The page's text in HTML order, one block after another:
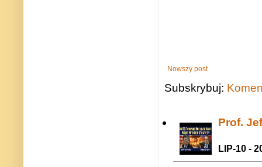
Nowszy post
Subskrybuj:
Prof.
LIP-10 -